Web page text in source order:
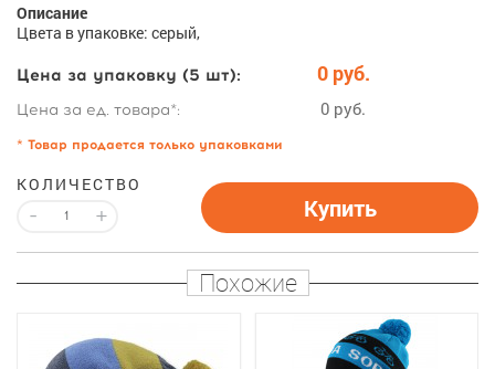
Описание
Цвета в упаковке: серый,
Цена за упаковку (5 шт): 0 руб.
Цена за ед. товара*: 0 руб.
* Товар продается только упаковками
КОЛИЧЕСТВО
- + Купить
Похожие